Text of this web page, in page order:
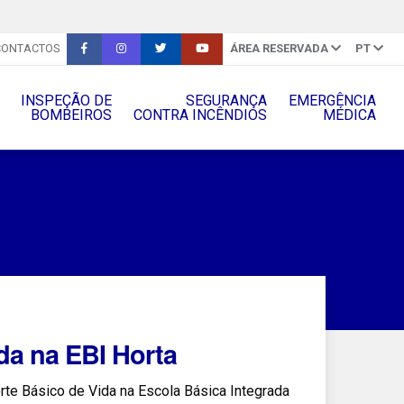
ÁREA RESERVADA PT
INSPEÇÃO DE
BOMBEIROS
SEGURANÇA
CONTRA INCÊNDIOS
EMERGÊNCIA
MÉDICA
na EBI Horta
Básico de Vida na Escola Básica Integrada